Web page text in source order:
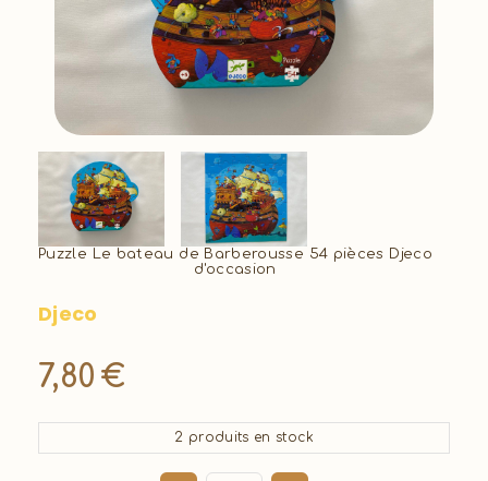
Puzzle Le bateau de Barberousse 54 pièces Djeco
d'occasion
Djeco
7,80 €
2 produits en stock